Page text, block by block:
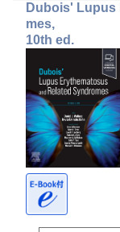
Dubois' Lupus
mes,
10th ed.